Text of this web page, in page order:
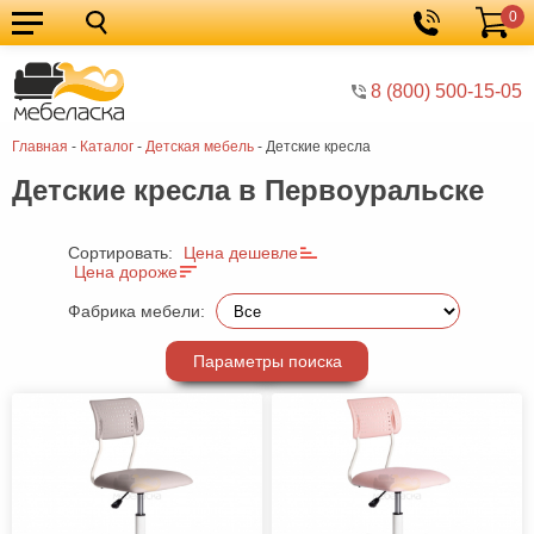
8 (800) 500-15-05
Корзина
0
Главная - Каталог - Детская мебель - Детские кресла
Кухонные
гарнитуры
Мебель
для
кухни
Мебель
для
спальни
Кровати
Шкафы
Детская
Детские кресла в Первоуральске
Сортировать:
Цена дешевле
Цена дороже
Фабрика мебели:
Параметры поиска